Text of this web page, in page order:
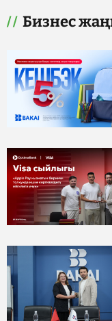
Бизнес